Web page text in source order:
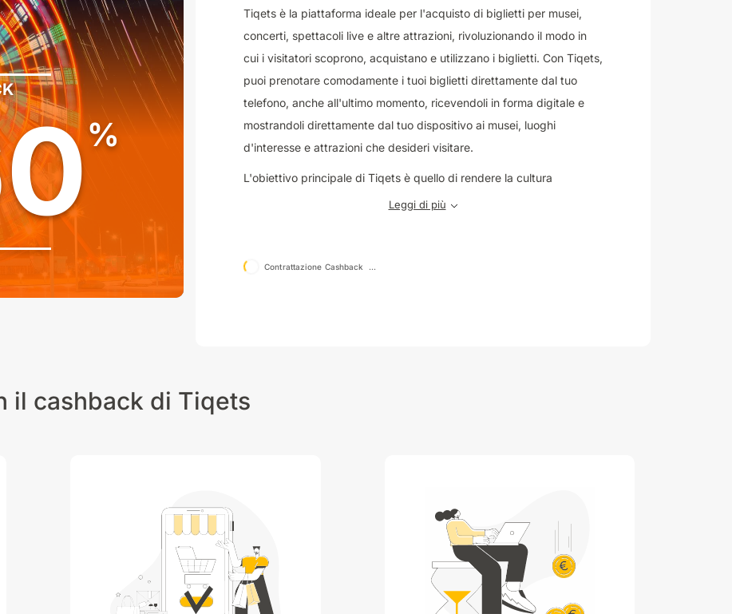
%
Tiqets è la piattaforma ideale per l'acquisto di biglietti per musei,
concerti, spettacoli live e altre attrazioni, rivoluzionando il modo in
cui i visitatori scoprono, acquistano e utilizzano i biglietti. Con Tiqets,
puoi prenotare comodamente i tuoi biglietti direttamente dal tuo
telefono, anche all'ultimo momento, ricevendoli in forma digitale e
mostrandoli direttamente dal tuo dispositivo ai musei, luoghi
d'interesse e attrazioni che desideri visitare.
L'obiettivo principale di Tiqets è quello di rendere la cultura
accessibile a un pubblico sempre più ampio, connettendo viaggiatori
destinazioni culturali in tutto il mondo, scegliendo tra una selezione
accumulare una percentuale di quanto hanno speso nel loro
Leggi di più
Contrattazione Cashback
il cashback di Tiqets